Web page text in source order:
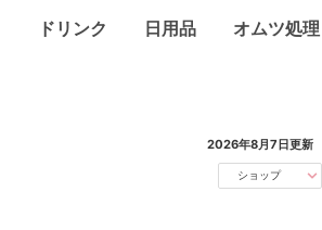
ドリンク 日用品 オムツ処理
2026年8月7日更新
ショップ